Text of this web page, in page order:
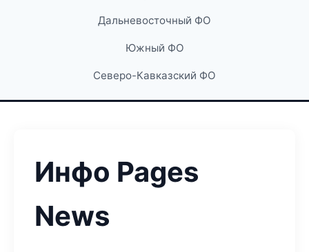
Дальневосточный ФО
Южный ФО
Северо-Кавказский ФО
Инфо Pages
News